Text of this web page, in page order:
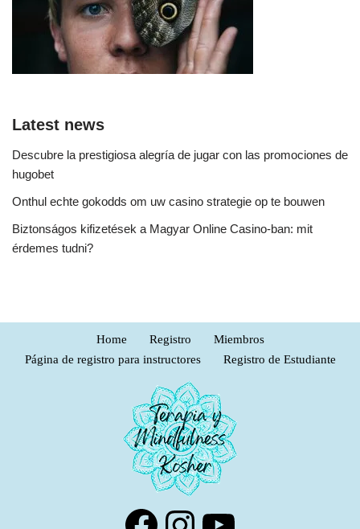
Latest news
Descubre la prestigiosa alegría de jugar con las promociones de
hugobet
Onthul echte gokodds om uw casino strategie op te bouwen
Biztonságos kifizetések a Magyar Online Casino-ban: mit
érdemes tudni?
Home Registro
Miembros
Página de registro para instructores
Registro de Estudiante